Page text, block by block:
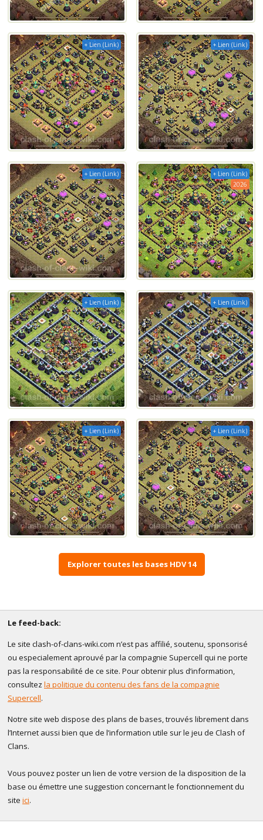
+ Lien (Link) + Lien (Link)
+ Lien (Link)
+ Lien (Link)
2026
+ Lien (Link) + Lien (Link)
+ Lien (Link) + Lien (Link)
Explorer toutes les bases HDV 14
Le feed-back:
Le site clash-of-clans-wiki.com n’est pas affilié, soutenu, sponsorisé
ou especialement aprouvé par la compagnie Supercell qui ne porte
pas la responsabilité de ce site. Pour obtenir plus d’information,
consultez la politique du contenu des fans de la compagnie
Supercell.
Notre site web dispose des plans de bases, trouvés librement dans
l’Internet aussi bien que de l’information utile sur le jeu de Clash of
Clans.
Vous pouvez poster un lien de votre version de la disposition de la
base ou émettre une suggestion concernant le fonctionnement du
site ici.